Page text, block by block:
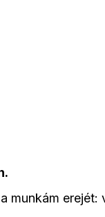
munkám erejét: